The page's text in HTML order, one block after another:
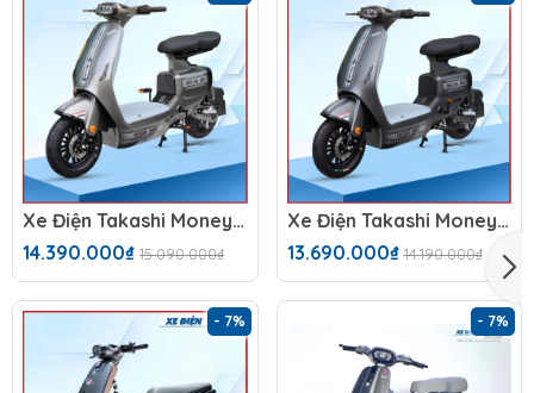
Xe Điện Takashi Money (60V-23Ah) 5 Bình
14.390.000₫ 15.090.000₫
Xe Điện Takashi Money (48V-23Ah) 4 Bình
13.690.000₫ 14.190.000₫
- 7% - 7%